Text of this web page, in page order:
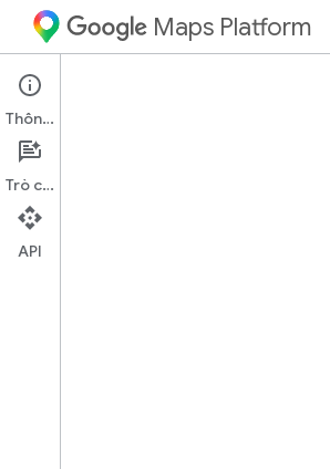
Maps Platform
Maps Datasets API
Hướng dẫn
Thông tin
Trò chuyện
API